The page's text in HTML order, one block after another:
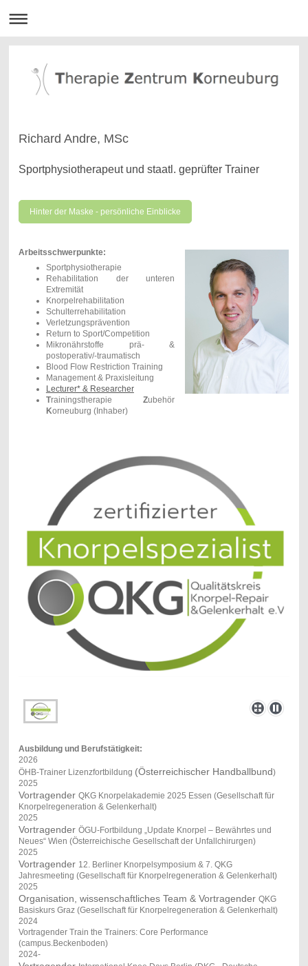
Richard Andre, MSc
Sportphysiotherapeut und staatl. geprüfter Trainer
Hinter der Maske - persönliche Einblicke
Arbeitsschwerpunkte:
Sportphysiotherapie
Rehabilitation der unteren
Extremität
Knorpelrehabilitation
Schulterrehabilitation
Verletzungsprävention
Return to Sport/Competition
Mikronährstoffe prä- &
postoperativ/-traumatisch
Blood Flow Restriction Training
Management & Praxisleitung
Lecturer* & Researcher
TrainingstherapieZubehör
Korneuburg (Inhaber)
Ausbildung und Berufstätigkeit:
2026
ÖHB-Trainer Lizenzfortbildung (Österreichischer Handballbund)
2025
Vortragender QKG Knorpelakademie 2025 Essen (Gesellschaft für
Knorpelregeneration & Gelenkerhalt)
2025
Vortragender ÖGU-Fortbildung „Update Knorpel – Bewährtes und
Neues“ Wien (Österreichische Gesellschaft der Unfallchirurgen)
2025
Vortragender 12. Berliner Knorpelsymposium & 7. QKG
Jahresmeeting (Gesellschaft für Knorpelregeneration & Gelenkerhalt)
2025
Organisation, wissenschaftliches Team & Vortragender QKG
Basiskurs Graz (Gesellschaft für Knorpelregeneration & Gelenkerhalt)
2024
Vortragender Train the Trainers: Core Performance
(campus.Beckenboden)
2024-